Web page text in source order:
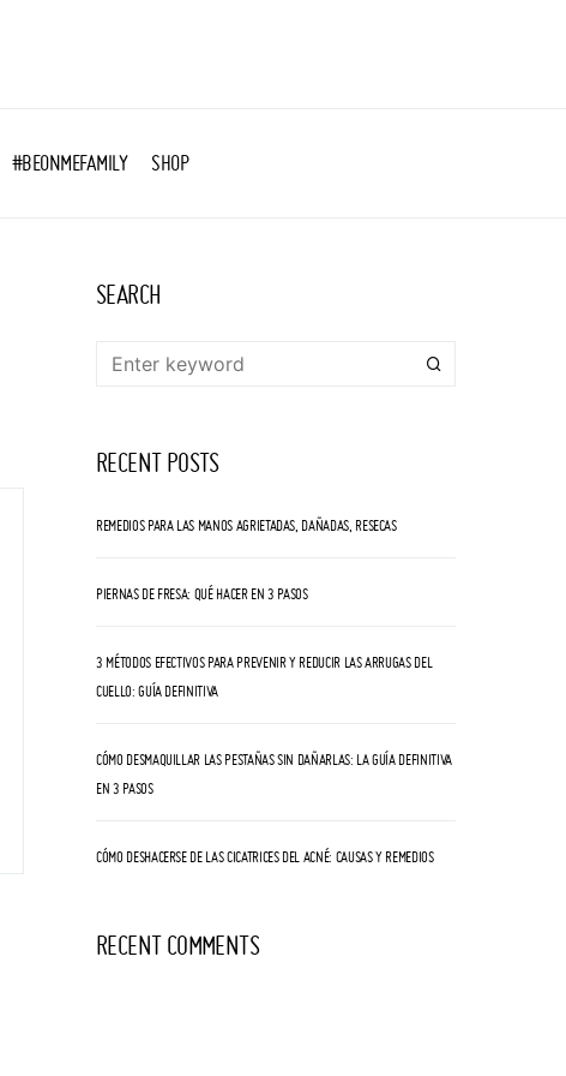
#BEONMEFAMILY SHOP
SEARCH
RECENT POSTS
REMEDIOS PARA LAS MANOS AGRIETADAS, DAÑADAS, RESECAS
PIERNAS DE FRESA: QUÉ HACER EN 3 PASOS
3 MÉTODOS EFECTIVOS PARA PREVENIR Y REDUCIR LAS ARRUGAS DEL
CUELLO: GUÍA DEFINITIVA
CÓMO DESMAQUILLAR LAS PESTAÑAS SIN DAÑARLAS: LA GUÍA DEFINITIVA
EN 3 PASOS
CÓMO DESHACERSE DE LAS CICATRICES DEL ACNÉ: CAUSAS Y REMEDIOS
RECENT COMMENTS